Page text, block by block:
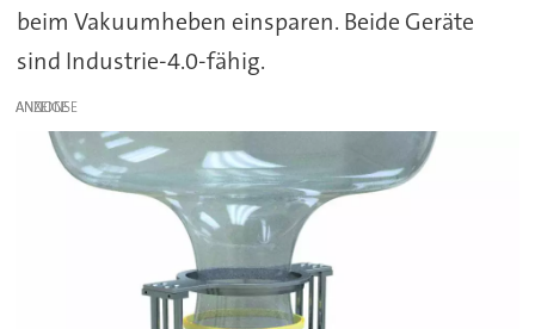
beim Vakuumheben einsparen. Beide Geräte
sind Industrie-4.0-fähig.
ANZEIGE